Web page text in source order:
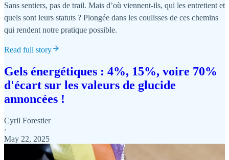
Sans sentiers, pas de trail. Mais d’où viennent-ils, qui les entretient et
quels sont leurs statuts ? Plongée dans les coulisses de ces chemins
qui rendent notre pratique possible.
Read full story
Gels énergétiques : 4%, 15%, voire 70%
d'écart sur les valeurs de glucide
annoncées !
Cyril Forestier
·
May 22, 2025